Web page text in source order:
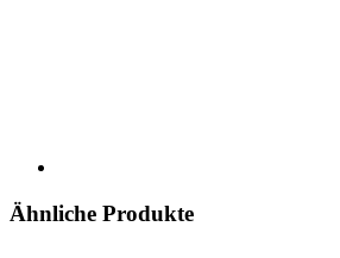
Ähnliche Produkte